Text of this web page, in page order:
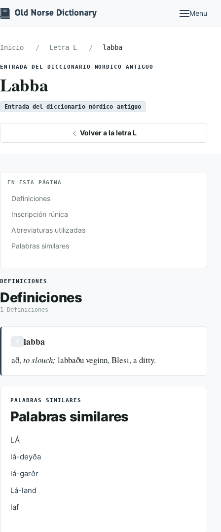
Menu
Inicio Letra L labba
ENTRADA DEL DICCIONARIO NÓRDICO ANTIGUO
Labba
Entrada del diccionario nórdico antiguo
Volver a la letra L
EN ESTA PÁGINA
Definiciones
Inscripción rúnica
Abreviaturas utilizadas
Palabras similares
DEFINICIONES
Definiciones
1 Definiciones
labba
að,to slouch; labbaðu veginn, Blesi, a ditty.
PALABRAS SIMILARES
Palabras similares
LÁ
lá-deyða
lá-garðr
Lá-land
laf